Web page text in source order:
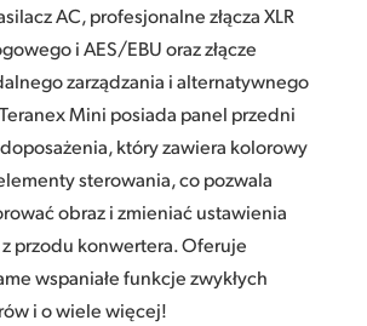
AC, profesjonalne złącza XLR
i AES/EBU oraz złącze
zarządzania i alternatywnego
Mini posiada panel przedni
który zawiera kolorowy
sterowania, co pozwala
obraz i zmieniać ustawienia
przodu konwertera. Oferuje
wspaniałe funkcje zwykłych
i o wiele więcej!